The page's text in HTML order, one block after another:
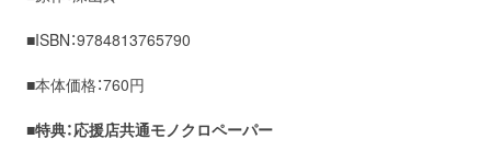
■ISBN：9784813765790
■本体価格：760円
■特典：応援店共通モノクロペーパー